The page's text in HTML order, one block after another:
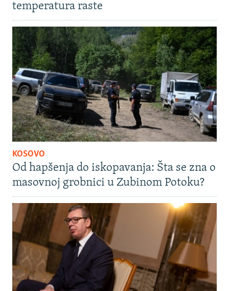
temperatura raste
KOSOVO
Od hapšenja do iskopavanja: Šta se zna o
masovnoj grobnici u Zubinom Potoku?